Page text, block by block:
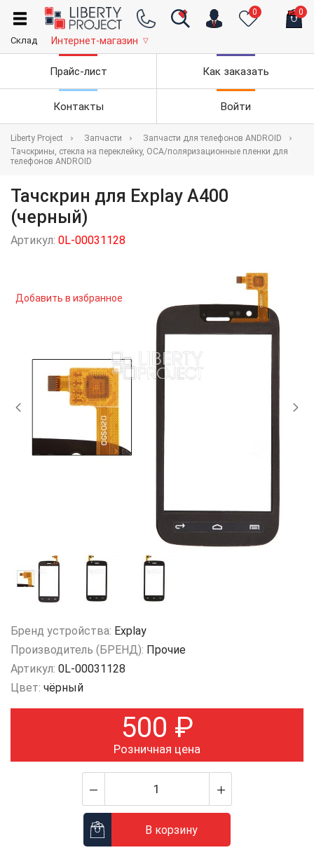
0 0
Склад Интернет-магазин ▽
Прайс-лист Как заказать
Контакты Войти
Liberty Project Запчасти
Запчасти для телефонов ANDROID
Тачскрины, стекла на переклейку, OCA/поляризационные пленки для
телефонов ANDROID
Тачскрин для Explay A400
(черный)
Артикул: 0L-00031128
Добавить в избранное
Бренд устройства: Explay
Производитель (БРЕНД): Прочие
Артикул: 0L-00031128
Цвет: чёрный
500 ₽
Розничная цена
В корзину